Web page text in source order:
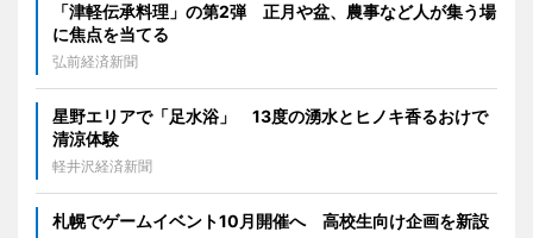
「津軽伝承料理」の第2弾 正月や盆、農事など人が集う場
に焦点を当てる
弘前経済新聞
星野エリアで「足水浴」 13度の湧水とヒノキ香るおけで
清涼体験
軽井沢経済新聞
札幌でゲームイベント10月開催へ 高校生向け企画を新設